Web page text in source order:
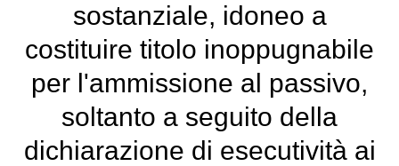
sostanziale, idoneo a
costituire titolo inoppugnabile
per l'ammissione al passivo,
soltanto a seguito della
dichiarazione di esecutività ai